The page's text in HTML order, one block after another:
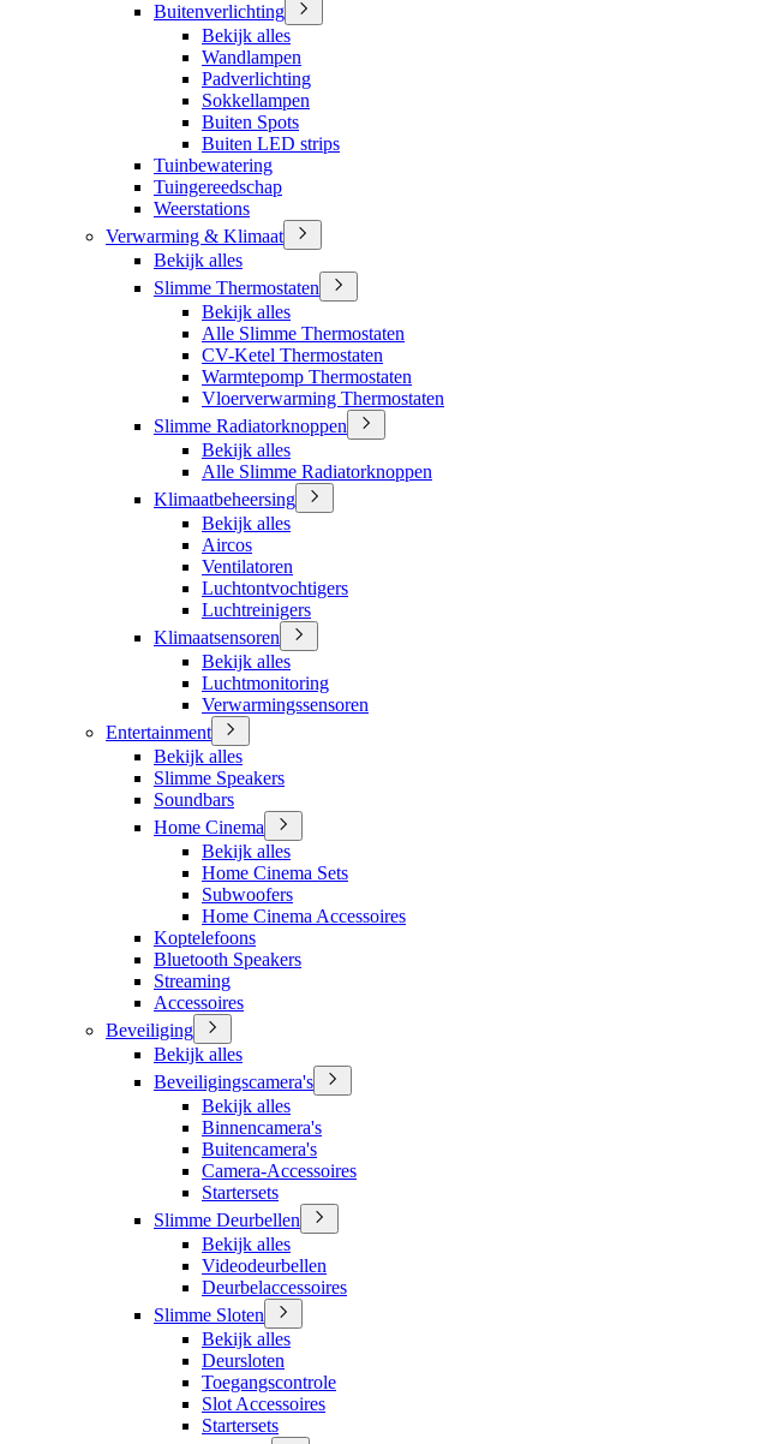
Buitenverlichting
Bekijk alles
Wandlampen
Padverlichting
Sokkellampen
Buiten Spots
Buiten LED strips
Tuinbewatering
Tuingereedschap
Weerstations
Verwarming & Klimaat
Bekijk alles
Slimme Thermostaten
Bekijk alles
Alle Slimme Thermostaten
CV-Ketel Thermostaten
Warmtepomp Thermostaten
Vloerverwarming Thermostaten
Slimme Radiatorknoppen
Bekijk alles
Alle Slimme Radiatorknoppen
Klimaatbeheersing
Bekijk alles
Aircos
Ventilatoren
Luchtontvochtigers
Luchtreinigers
Klimaatsensoren
Bekijk alles
Luchtmonitoring
Verwarmingssensoren
Entertainment
Bekijk alles
Slimme Speakers
Soundbars
Home Cinema
Bekijk alles
Home Cinema Sets
Subwoofers
Home Cinema Accessoires
Koptelefoons
Bluetooth Speakers
Streaming
Accessoires
Beveiliging
Bekijk alles
Beveiligingscamera's
Bekijk alles
Binnencamera's
Buitencamera's
Camera-Accessoires
Startersets
Slimme Deurbellen
Bekijk alles
Videodeurbellen
Deurbelaccessoires
Slimme Sloten
Bekijk alles
Deursloten
Toegangscontrole
Slot Accessoires
Startersets